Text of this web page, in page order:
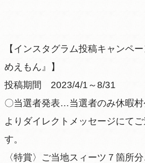
【インスタグラム投稿キャンペ
めえもん』】
投稿期間 2023/4/1～8/31
〇当選者発表…当選者のみ休暇村
よりダイレクトメッセージにて
す。
〈特賞〉ご当地スィーツ７箇所